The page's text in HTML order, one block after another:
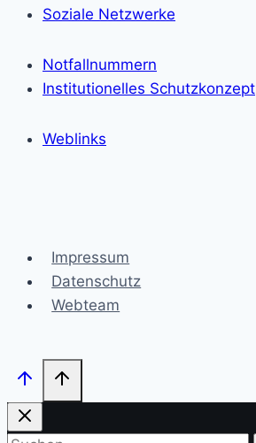
Soziale Netzwerke
Notfallnummern
Institutionelles Schutzkonzept
Weblinks
Impressum
Datenschutz
Webteam